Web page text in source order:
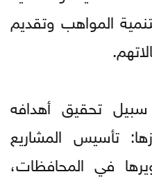
المواهب وتقديم
تحقيق أهدافه
تأسيس المشاريع
في المحافظات،